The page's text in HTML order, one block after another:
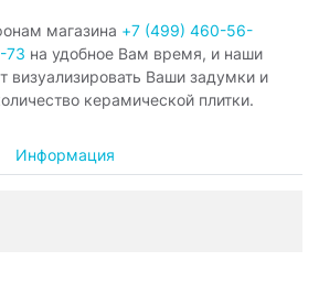
магазина +7 (499) 460-56-
73 на удобное Вам время, и наши
визуализировать Ваши задумки и
керамической плитки.
Информация